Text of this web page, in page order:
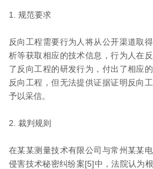
1. 规范要求
反向工程需要行为人将从公开渠道取
析等获取相应的技术信息，行为人在
了反向工程的研发行为，付出了相应
反向工程，但无法提供证据证明反向
予以采信。
2. 裁判规则
在某某测量技术有限公司与常州某某
侵害技术秘密纠纷案[5]中，法院认为